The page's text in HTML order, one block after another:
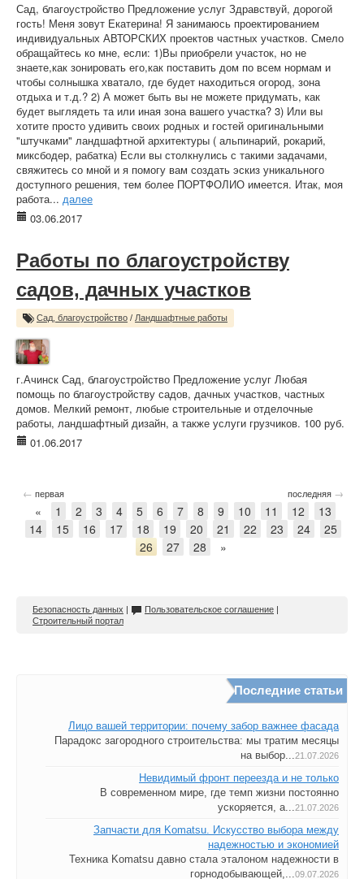
Сад, благоустройство Предложение услуг Здравствуй, дорогой
гость! Меня зовут Екатерина! Я занимаюсь проектированием
индивидуальных АВТОРСКИХ проектов частных участков. Смело
обращайтесь ко мне, если: 1)Вы приобрели участок, но не
знаете,как зонировать его,как поставить дом по всем нормам и
чтобы солнышка хватало, где будет находиться огород, зона
отдыха и т.д.? 2) А может быть вы не можете придумать, как
будет выглядеть та или иная зона вашего участка? 3) Или вы
хотите просто удивить своих родных и гостей оригинальными
"штучками" ландшафтной архитектуры ( альпинарий, рокарий,
миксбодер, рабатка) Если вы столкнулись с такими задачами,
свяжитесь со мной и я помогу вам создать эскиз уникального
доступного решения, тем более ПОРТФОЛИО имеется. Итак, моя
работа... далее
03.06.2017
Работы по благоустройству
садов, дачных участков
Сад, благоустройство / Ландшафтные работы
г.Ачинск Сад, благоустройство Предложение услуг Любая
помощь по благоустройству садов, дачных участков, частных
домов. Мелкий ремонт, любые строительные и отделочные
работы, ландшафтный дизайн, а также услуги грузчиков. 100 руб.
01.06.2017
← первая последняя →
« 1 2 3 4 5 6 7 8 9 10 11 12
13
14
15 16 17 18 19 20 21 22 23 24
25
26
27 28 »
Безопасность данных | Пользовательское соглашение |
Строительный портал
Последние статьи
Лицо вашей территории: почему забор важнее фасада
Парадокс загородного строительства: мы тратим месяцы
на выбор...21.07.2026
Невидимый фронт переезда и не только
В современном мире, где темп жизни постоянно
ускоряется, а...21.07.2026
Запчасти для Komatsu. Искусство выбора между
надежностью и экономией
Техника Komatsu давно стала эталоном надежности в
горнодобывающей,...09.07.2026